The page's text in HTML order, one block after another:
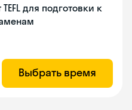
для подготовки к
Выбрать время